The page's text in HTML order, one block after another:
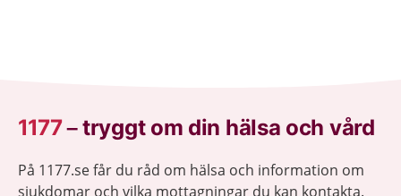
1177–tryggt om din hälsa och vård
På 1177.se får du råd om hälsa och information om
sjukdomar och vilka mottagningar du kan kontakta.